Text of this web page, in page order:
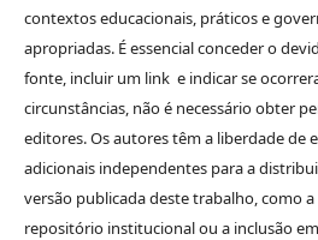
contextos educacionais, práticos e
apropriadas. É essencial conceder o
fonte, incluir um link e indicar se
circunstâncias, não é necessário obter
editores. Os autores têm a liberdade de
adicionais independentes para a
versão publicada deste trabalho, como
repositório institucional ou a inclusão